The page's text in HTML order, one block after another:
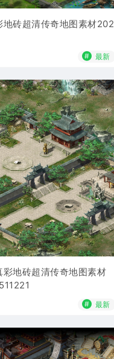
地砖超清传奇地图素材202
# 最新
彩地砖超清传奇地图素材
# 最新